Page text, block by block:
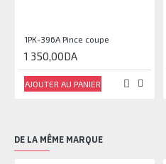
1PK-396A Pince coupe
1 350,00DA
AJOUTER AU PANIER
DE LA MÊME MARQUE